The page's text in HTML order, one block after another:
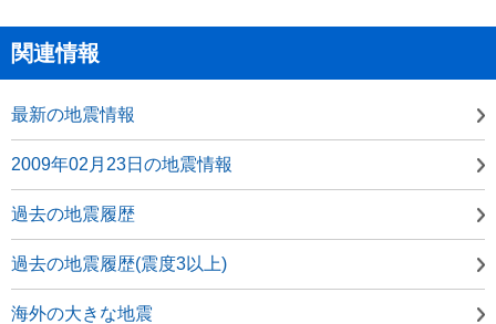
関連情報
最新の地震情報
2009年02月23日の地震情報
過去の地震履歴
過去の地震履歴(震度3以上)
海外の大きな地震